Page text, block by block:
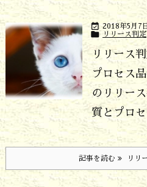
 2018年5月7
 リリース判定
リリース
プロセス
のリリー
質とプロ
記事を読む リリ